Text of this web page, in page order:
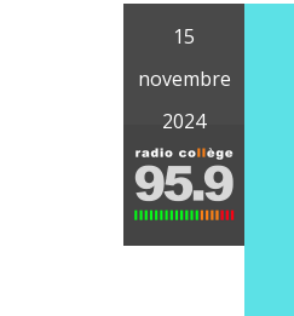
15
novembre
2024